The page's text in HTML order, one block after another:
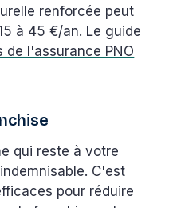
renforcée peut
à 45 €/an. Le guide
de l'assurance PNO
qui reste à votre
C'est
pour réduire